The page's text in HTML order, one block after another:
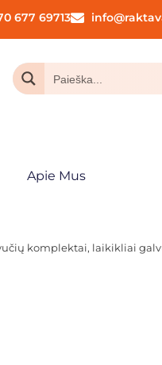
677 69713
Apie Mus
komplektai, laikikliai